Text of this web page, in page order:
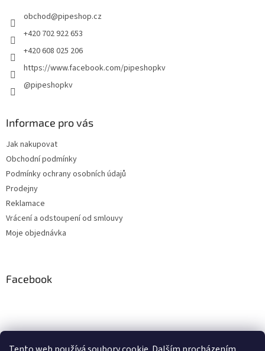
obchod@pipeshop.cz
+420 702 922 653
+420 608 025 206
https://www.facebook.com/pipeshopkv
@pipeshopkv
Informace pro vás
Jak nakupovat
Obchodní podmínky
Podmínky ochrany osobních údajů
Prodejny
Reklamace
Vrácení a odstoupení od smlouvy
Moje objednávka
Facebook
Instagram